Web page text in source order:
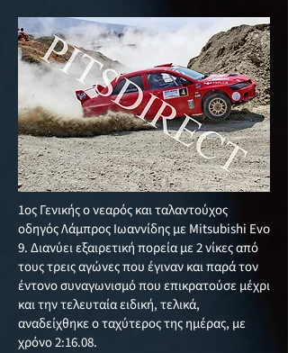
1ος Γενικής ο νεαρός και ταλαντούχος
οδηγός Λάμπρος Ιωαννίδης με Mitsubishi Evo
9. Διανύει εξαιρετική πορεία με 2 νίκες από
τους τρεις αγώνες που έγιναν και παρά τον
έντονο συναγωνισμό που επικρατούσε μέχρι
και την τελευταία ειδική, τελικά,
αναδείχθηκε ο ταχύτερος της ημέρας, με
χρόνο 2:16.08.